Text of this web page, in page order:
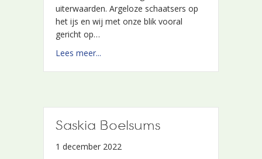
uiterwaarden. Argeloze schaatsers op
het ijs en wij met onze blik vooral
gericht op…
Lees meer...
Saskia Boelsums
1 december 2022